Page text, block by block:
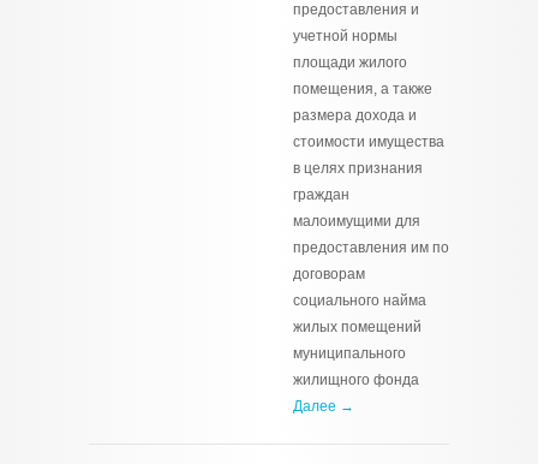
предоставления и
учетной нормы
площади жилого
помещения, а также
размера дохода и
стоимости имущества
в целях признания
граждан
малоимущими для
предоставления им по
договорам
социального найма
жилых помещений
муниципального
жилищного фонда
Далее →